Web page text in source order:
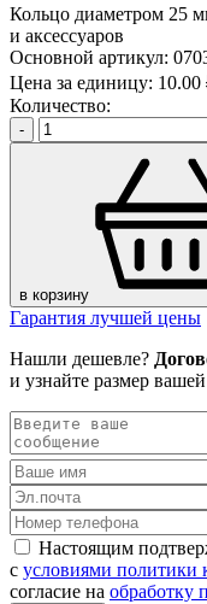
Кольцо диаметром 25
и аксессуаров
Основной артикул:
Цена за единицу: 10.00
Количество:
-
в корзину
Гарантия лучшей цены
Нашли дешевле?
и узнайте размер вашей
Настоящим
с условиями политики
согласие на обработку